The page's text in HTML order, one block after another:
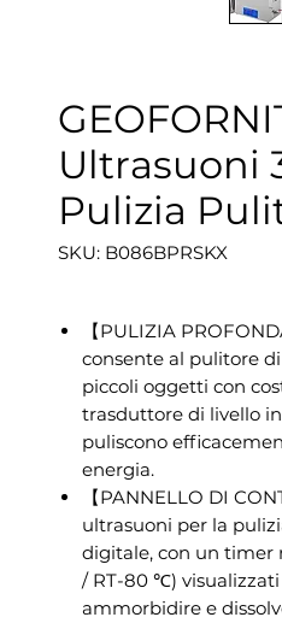
Ultrasuoni
Pulizia
SKU: ‎B086BPRSKX
【PULIZIA
consente al pulitore
piccoli oggetti con
trasduttore di livello
puliscono
energia.
【PANNELLO DI
ultrasuoni per la
digitale, con un timer
/ RT-80 ℃)
ammorbidire e